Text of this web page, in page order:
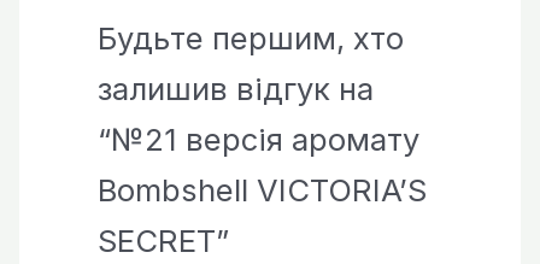
Будьте першим, хто
залишив відгук на
“№21 версія аромату
Bombshell VICTORIA’S
SECRET”